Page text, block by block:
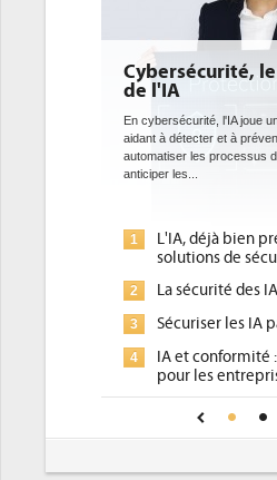
Cybersécurité,
de l'IA
En cybersécurité, l'IA joue
aidant à détecter et à
automatiser les processus
anticiper les...
1
L'IA, déjà bien
solutions de
2 La sécurité des
3 Sécuriser les IA
4
IA et conformité
pour les
Une IA de
plus sûre ?